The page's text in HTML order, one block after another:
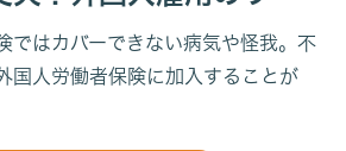
意保険の加入が必要な
ではカバーできない病気や怪我。不
国人労働者保険に加入することが